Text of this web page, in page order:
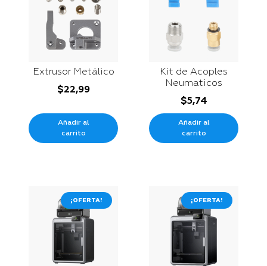
Extrusor Metálico
$22,99
Añadir al
carrito
Kit de Acoples
Neumaticos
$5,74
Añadir al
carrito
¡OFERTA! ¡OFERTA!